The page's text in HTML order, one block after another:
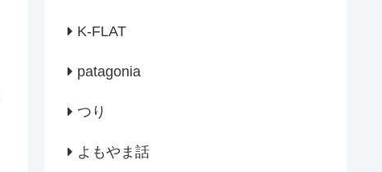
K-FLAT
patagonia
つり
よもやま話